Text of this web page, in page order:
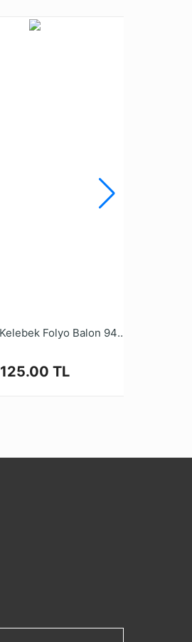
Retro Mavi Kelebek Folyo Balon 94*73 cm
125.00 TL